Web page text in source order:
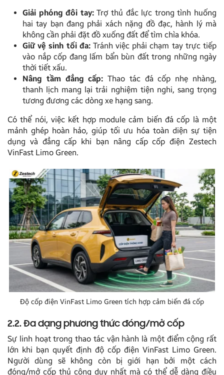
Giải phóng đôi tay:Trợ thủ đắc lực trong tình huống
hai tay bạn đang phải xách nặng đồ đạc, hành lý mà
không cần phải đặt đồ xuống đất để tìm chìa khóa.
Giữ vệ sinh tối đa:Tránh việc phải chạm tay trực tiếp
vào nắp cốp đang lấm bẩn bùn đất trong những ngày
thời tiết xấu.
Nâng tầm đẳng cấp: Thao tác đá cốp nhẹ nhàng,
thanh lịch mang lại trải nghiệm tiện nghi, sang trọng
tương đương các dòng xe hạng sang.
Có thể nói, việc kết hợp module cảm biến đá cốp là một
mảnh ghép hoàn hảo, giúp tối ưu hóa toàn diện sự tiện
dụng và đẳng cấp khi bạn nâng cấp cốp điện Zestech
VinFast Limo Green.
Độ cốp điện VinFast Limo Green tích hợp cảm biến đá cốp
2.2. Đa dạng phương thức đóng/mở cốp
Sự linh hoạt trong thao tác vận hành là một điểm cộng rất
lớn khi bạn quyết định độ cốp điện VinFast Limo Green.
Người dùng sẽ không còn bị giới hạn bởi một cách
đóng/mở cốp thủ công duy nhất mà có thể dễ dàng điều